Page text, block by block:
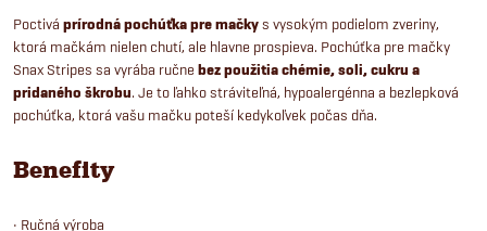
Poctivá prírodná pochúťka pre mačkys vysokým podielom zveriny,
ktorá mačkám nielen chutí, ale hlavne prospieva. Pochúťka pre mačky
Snax Stripes sa vyrába ručne bez použitia chémie, soli, cukru a
pridaného škrobu. Je to ľahko stráviteľná, hypoalergénna a bezlepková
pochúťka, ktorá vašu mačku poteší kedykoľvek počas dňa.
Benefity
• Ručná výroba